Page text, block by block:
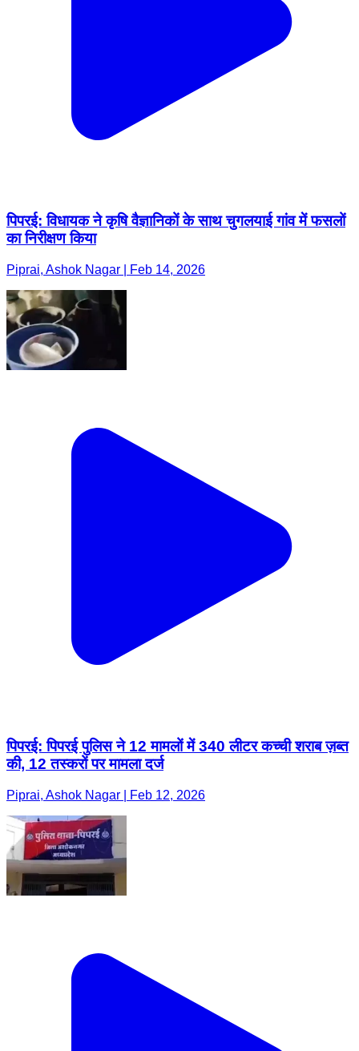
पिपरई: विधायक ने कृषि वैज्ञानिकों के साथ चुगलयाई गांव में फसलों
का निरीक्षण किया
Piprai, Ashok Nagar | Feb 14, 2026
पिपरई: पिपरई पुलिस ने 12 मामलों में 340 लीटर कच्ची शराब ज़ब्त
की, 12 तस्करों पर मामला दर्ज
Piprai, Ashok Nagar | Feb 12, 2026